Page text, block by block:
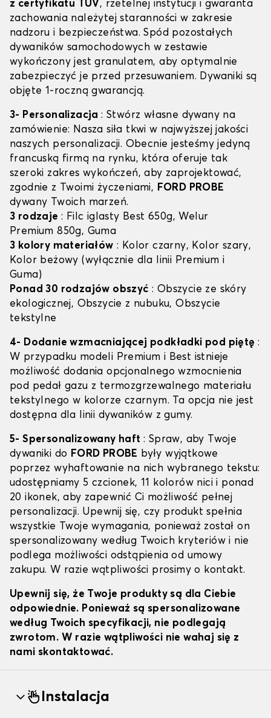
z certyfikatu TÜV, rzetelnej instytucji i gwaranta
zachowania należytej staranności w zakresie
nadzoru i bezpieczeństwa. Spód pozostałych
dywaników samochodowych w zestawie
wykończony jest granulatem, aby optymalnie
zabezpieczyć je przed przesuwaniem. Dywaniki są
objęte 1-roczną gwarancją.
3- Personalizacja: Stwórz własne dywany na
zamówienie: Nasza siła tkwi w najwyższej jakości
naszych personalizacji. Obecnie jesteśmy jedyną
francuską firmą na rynku, która oferuje tak
szeroki zakres wykończeń, aby zaprojektować,
zgodnie z Twoimi życzeniami, FORD PROBE
dywany Twoich marzeń.
3 rodzaje : Filc iglasty Best 650g, Welur
Premium 850g, Guma
3 kolory materiałów : Kolor czarny, Kolor szary,
Kolor beżowy (wyłącznie dla linii Premium i
Guma)
Ponad 30 rodzajów obszyć : Obszycie ze skóry
ekologicznej, Obszycie z nubuku, Obszycie
tekstylne
4- Dodanie wzmacniającej podkładki pod piętę :
W przypadku modeli Premium i Best istnieje
możliwość dodania opcjonalnego wzmocnienia
pod pedał gazu z termozgrzewalnego materiału
tekstylnego w kolorze czarnym. Ta opcja nie jest
dostępna dla linii dywaników z gumy.
5- Spersonalizowany haft : Spraw, aby Twoje
dywaniki do FORD PROBE były wyjątkowe
poprzez wyhaftowanie na nich wybranego tekstu:
udostępniamy 5 czcionek, 11 kolorów nici i ponad
20 ikonek, aby zapewnić Ci możliwość pełnej
personalizacji. Upewnij się, czy produkt spełnia
wszystkie Twoje wymagania, ponieważ został on
spersonalizowany według Twoich kryteriów i nie
podlega możliwości odstąpienia od umowy
zakupu. W razie wątpliwości prosimy o kontakt.
Upewnij się, że Twoje produkty są dla Ciebie
odpowiednie. Ponieważ są spersonalizowane
według Twoich specyfikacji, nie podlegają
zwrotom. W razie wątpliwości nie wahaj się z
nami skontaktować.
Instalacja